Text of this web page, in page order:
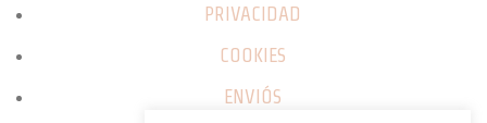
PRIVACIDAD
COOKIES
ENVIÓS